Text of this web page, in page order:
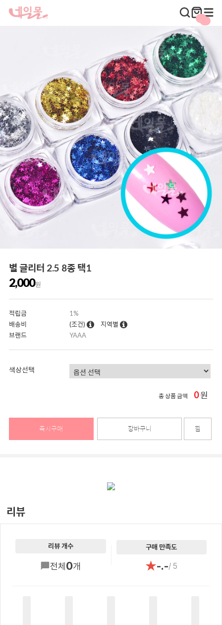
별 글리터 2.5 8종 택1
2,000원
적립금
1%
배송비
(조건)
지역별
브랜드
YAAA
색상선택
총 상품 금액 0원
즉시구매 장바구니 찜
리뷰
리뷰 개수
전체0개
구매 만족도
★-.-/ 5